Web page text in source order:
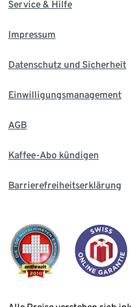
Service & Hilfe
Impressum
Datenschutz und Sicherheit
Einwilligungsmanagement
AGB
Kaffee-Abo kündigen
Barrierefreiheitserklärung